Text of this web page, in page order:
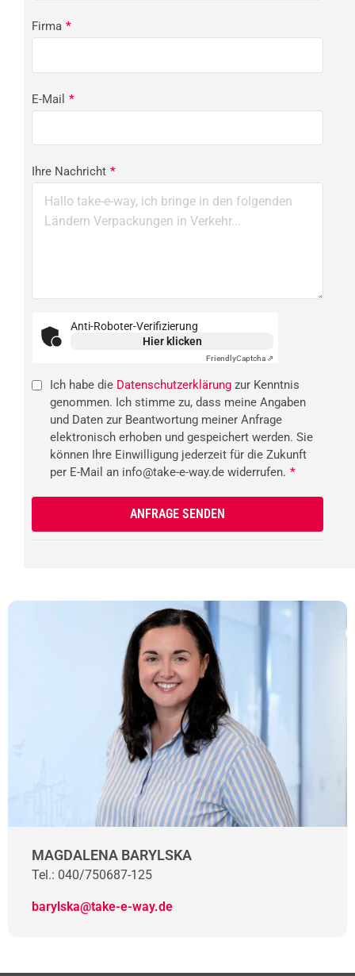
MAGDALENA BARYLSKA
Tel.: 040/750687-125
barylska@take-e-way.de
Firma *
E-Mail *
Ihre Nachricht *
Anti-Roboter-Verifizierung
Hier klicken
FriendlyCaptcha ⇗
Ich habe die Datenschutzerklärung zur Kenntnis
genommen. Ich stimme zu, dass meine Angaben
und Daten zur Beantwortung meiner Anfrage
elektronisch erhoben und gespeichert werden. Sie
können Ihre Einwilligung jederzeit für die Zukunft
per E-Mail an info@take-e-way.de widerrufen. *